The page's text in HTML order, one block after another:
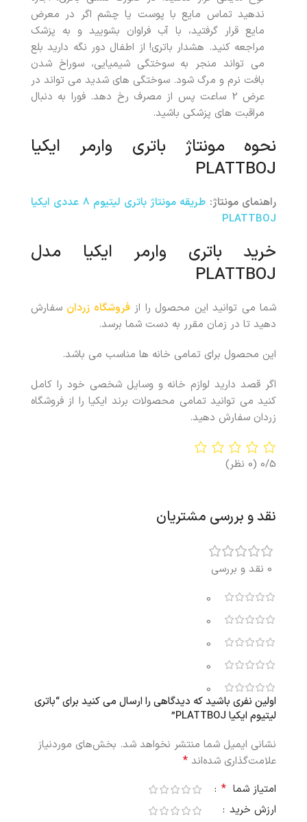
ندهید تماس مایع با پوست یا چشم اگر در معرض
مایع قرار گرفتید، با آب فراوان بشویید و به پزشک
مراجعه کنید. هشدار باتری! از اطفال دور نگه دارید بلع
می تواند منجر به سوختگی شیمیایی، سوراخ شدن
بافت نرم و مرگ شود. سوختگی های شدید می تواند در
عرض 2 ساعت پس از مصرف رخ دهد. فورا به دنبال
مراقبت های پزشکی باشید.
نحوه مونتاژباتری وارمر ایکیا
PLATTBOJ
راهنمای مونتاژ:
طریقه مونتاژ باتری لیتیوم 8 عددی ایکیا
PLATTBOJ
خرید باتری وارمر ایکیا مدل
PLATTBOJ
شما می توانید این محصول را ازفروشگاه زردان سفارش
دهید تا در زمان مقرر به دست شما برسد.
این محصول برای تمامی خانه ها مناسب می باشد.
اگر قصد دارید لوازم خانه و وسایل شخصی خود را کامل
کنید می توانید تمامی محصولات برند ایکیا را از فروشگاه
زردان سفارش دهید.
0/5 (0 نظر)
نقد و بررسی مشتریان
0 نقد و بررسی
0
0
0
0
0
اولین نفری باشید که دیدگاهی را ارسال می کنید برای “باتری
لیتیوم ایکیا PLATTBOJ”
نشانی ایمیل شما منتشر نخواهد شد. بخش‌های موردنیاز
علامت‌گذاری شده‌اند *
امتیاز شما *
ارزش خرید